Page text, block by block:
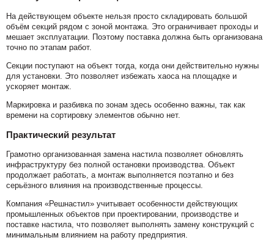
На действующем объекте нельзя просто складировать большой
объём секций рядом с зоной монтажа. Это ограничивает проходы и
мешает эксплуатации. Поэтому поставка должна быть организована
точно по этапам работ.
Секции поступают на объект тогда, когда они действительно нужны
для установки. Это позволяет избежать хаоса на площадке и
ускоряет монтаж.
Маркировка и разбивка по зонам здесь особенно важны, так как
времени на сортировку элементов обычно нет.
Практический результат
Грамотно организованная замена настила позволяет обновлять
инфраструктуру без полной остановки производства. Объект
продолжает работать, а монтаж выполняется поэтапно и без
серьёзного влияния на производственные процессы.
Компания «Решнастил» учитывает особенности действующих
промышленных объектов при проектировании, производстве и
поставке настила, что позволяет выполнять замену конструкций с
минимальным влиянием на работу предприятия.